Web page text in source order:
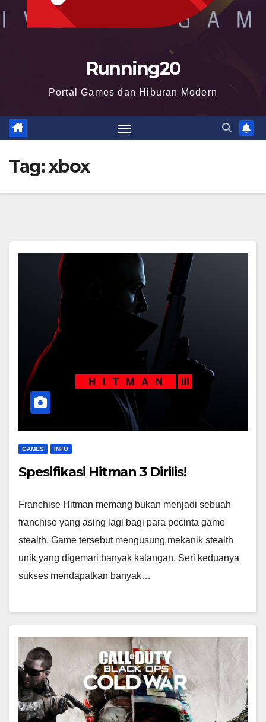
Running20
Portal Games dan Hiburan Modern
Tag:xbox
GAMES INFO
Spesifikasi Hitman 3 Dirilis!
Franchise Hitman memang bukan menjadi sebuah
franchise yang asing lagi bagi para pecinta game
stealth. Game tersebut mengusung mekanik stealth
unik yang digemari banyak kalangan. Seri keduanya
sukses mendapatkan banyak…